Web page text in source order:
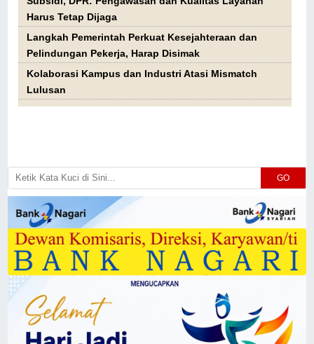
Harus Tetap Dijaga
Langkah Pemerintah Perkuat Kesejahteraan dan
Pelindungan Pekerja, Harap Disimak
Kolaborasi Kampus dan Industri Atasi Mismatch
Lulusan
GO